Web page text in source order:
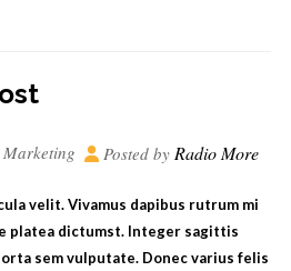
Marketing Posted by Radio More
velit. Vivamus dapibus rutrum mi
platea dictumst. Integer sagittis
sem vulputate. Donec varius felis